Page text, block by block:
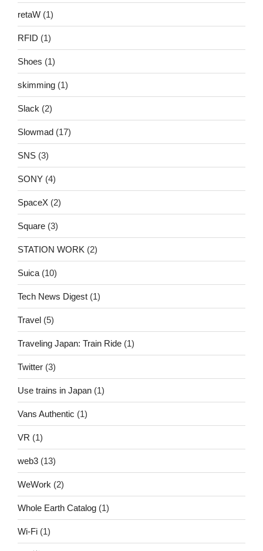
retaW (1)
RFID (1)
Shoes (1)
skimming (1)
Slack (2)
Slowmad (17)
SNS (3)
SONY (4)
SpaceX (2)
Square (3)
STATION WORK (2)
Suica (10)
Tech News Digest (1)
Travel (5)
Traveling Japan: Train Ride (1)
Twitter (3)
Use trains in Japan (1)
Vans Authentic (1)
VR (1)
web3 (13)
WeWork (2)
Whole Earth Catalog (1)
Wi-Fi (1)